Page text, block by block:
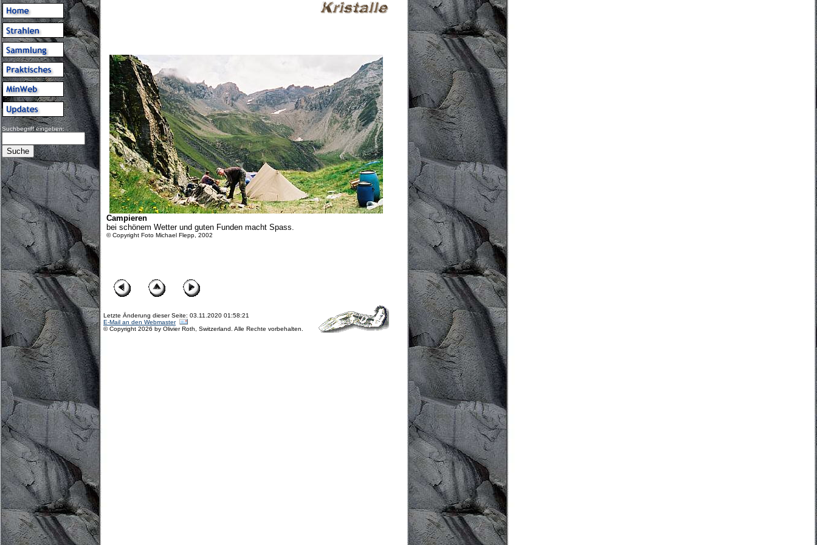
Suchbegriff eingeben:
Campieren
bei schönem Wetter und guten Funden macht Spass.
© Copyright Foto Michael Flepp, 2002
Letzte Änderung dieser Seite: 03.11.2020 01:58:21
E-Mail an den Webmaster
© Copyright 2026 by Olivier Roth, Switzerland. Alle Rechte vorbehalten.